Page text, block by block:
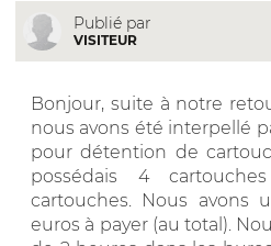
Publié par
VISITEUR
Bonjour, suite à notre
nous avons été interpellé
pour détention de
possédais 4
cartouches. Nous avons
euros à payer (au total).